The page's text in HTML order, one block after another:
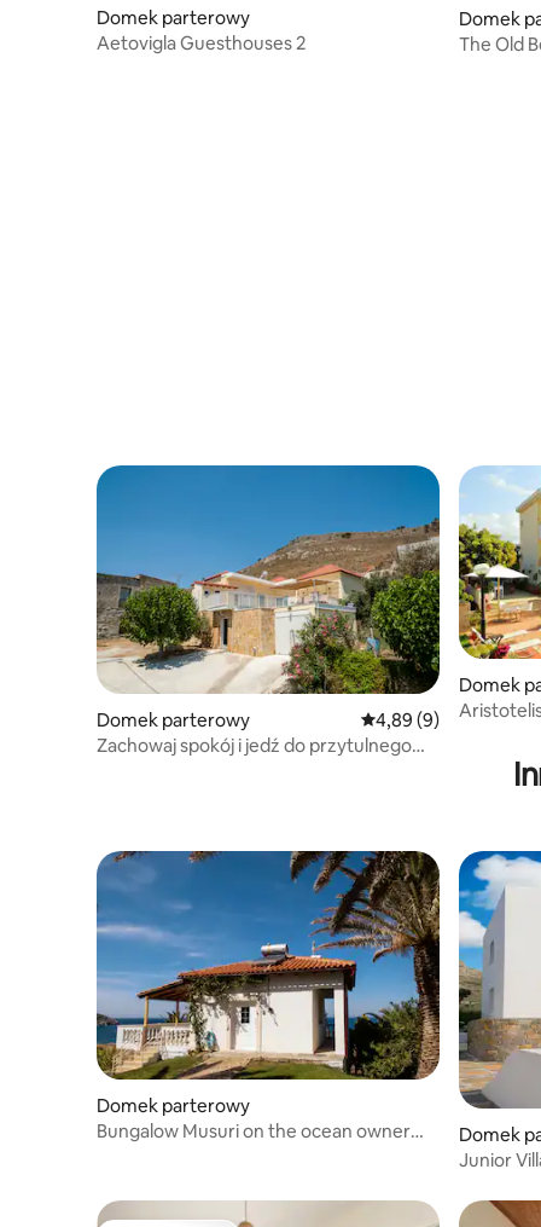
Domek parterowy
Aetovigla Guesthouses 2
Domek
The Old
Domek parterowy Średnia ocena: 4,89
4,89 (9)
Zachowaj spokój i jedź do przytulnego
Domek
Domek parterowy
Bungalow Musuri on the ocean owner
Domek
Junior